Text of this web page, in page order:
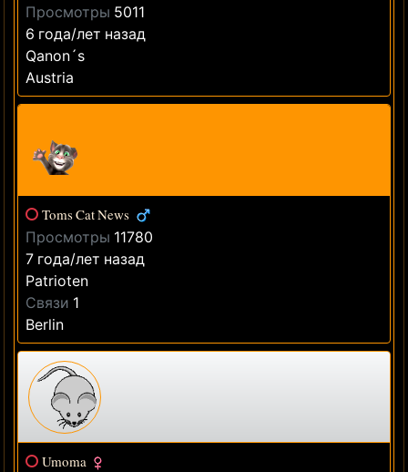
Просмотры 5011
6 года/лет назад
Qanon´s
Austria
Toms Cat News
Просмотры 11780
7 года/лет назад
Patrioten
Связи 1
Berlin
Umoma